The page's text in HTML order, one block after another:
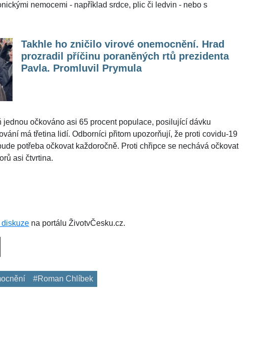
nemocemi - například srdce, plic či ledvin - nebo s
Takhle ho zničilo virové onemocnění. Hrad
prozradil příčinu poraněných rtů prezidenta
Pavla. Promluvil Prymula
jednou očkováno asi 65 procent populace, posilující dávku
má třetina lidí. Odborníci přitom upozorňují, že proti covidu-19
potřeba očkovat každoročně. Proti chřipce se nechává očkovat
asi čtvrtina.
diskuze na portálu ŽivotvČesku.cz.
#Roman Chlíbek